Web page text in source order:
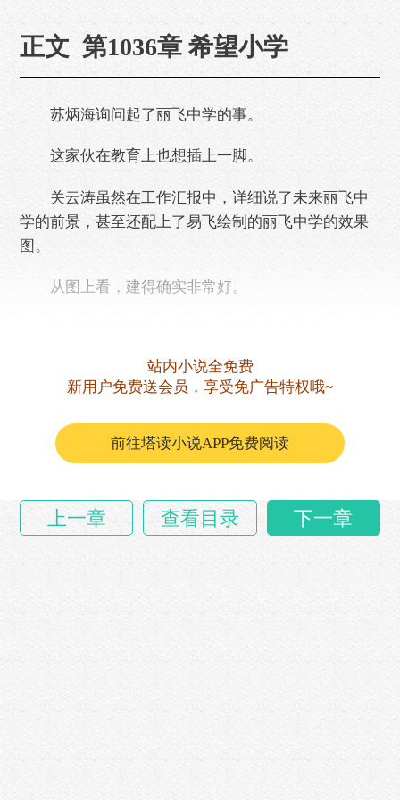
正文 第1036章 希望小学
苏炳海询问起了丽飞中学的事。
这家伙在教育上也想插上一脚。
关云涛虽然在工作汇报中，详细说了未来丽飞中
学的前景，甚至还配上了易飞绘制的丽飞中学的效果
图。
从图上看，建得确实非常好。
可那需要两千万，甚至更高的投资。
站内小说全免费
新用户免费送会员，享受免广告特权哦~
前往塔读小说APP免费阅读
上一章 查看目录 下一章